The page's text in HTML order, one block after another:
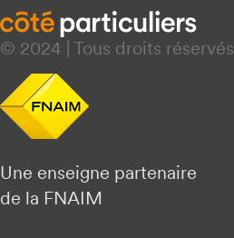
© 2024 | Tous droits réservés
Une enseigne partenaire
de la FNAIM